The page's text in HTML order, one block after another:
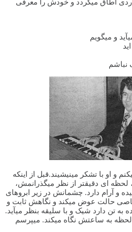
اطاق میگردد و خودش را معرفی
نباشم
و او با تشکر مینیشیند.قبل از اینکه
لحظه ای دقیقتر از نظر میگذرانمش،
آرام دارد. چشمانش در زیر ابروهای
حالت عوض میکند و نگاهش ثابت و
به تن دارد شیک و با سلیقه بنظر میآید.